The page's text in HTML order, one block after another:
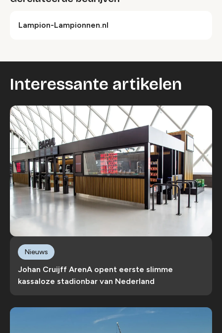
Lampion-Lampionnen.nl
Interessante artikelen
Johan Cruijff ArenA opent eerste slimme
kassaloze stadionbar van Nederland
Nieuws